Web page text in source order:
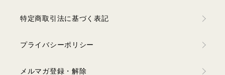
特定商取引法に基づく表記
プライバシーポリシー
メルマガ登録・解除